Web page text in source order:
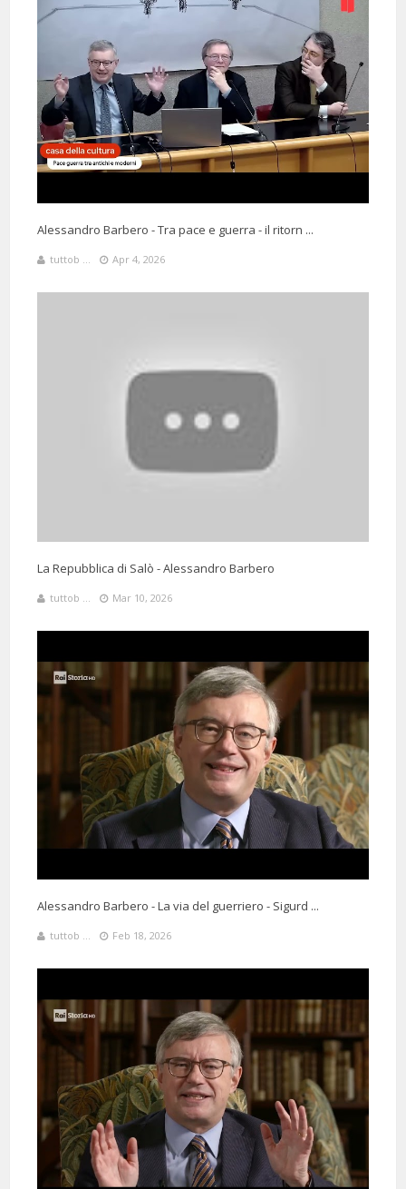
Alessandro Barbero - Tra pace e guerra - il ritorn ...
tuttob ... Apr 4, 2026
La Repubblica di Salò - Alessandro Barbero
tuttob ... Mar 10, 2026
Alessandro Barbero - La via del guerriero - Sigurd ...
tuttob ... Feb 18, 2026